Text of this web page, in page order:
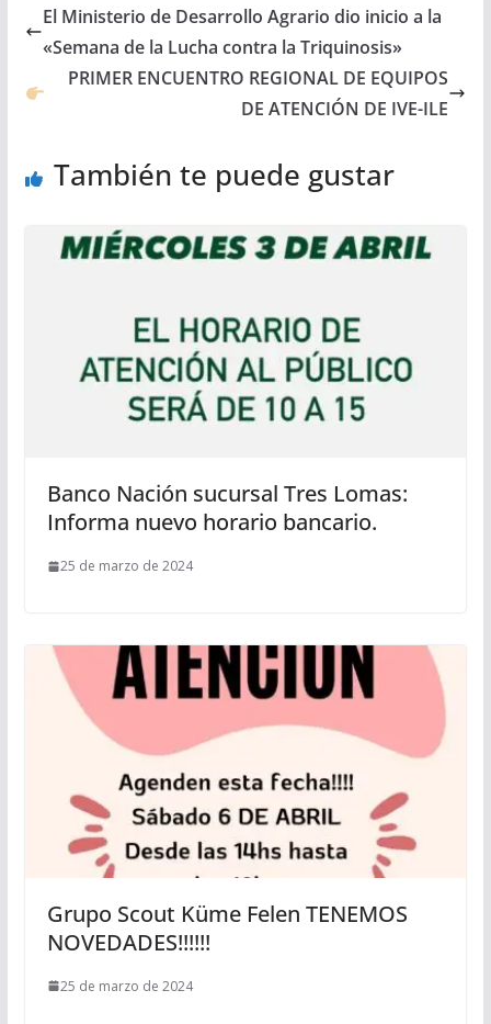
El Ministerio de Desarrollo Agrario dio inicio a la
«Semana de la Lucha contra la Triquinosis»
PRIMER ENCUENTRO REGIONAL DE EQUIPOS
DE ATENCIÓN DE IVE-ILE
También te puede gustar
Banco Nación sucursal Tres Lomas:
Informa nuevo horario bancario.
25 de marzo de 2024
Grupo Scout Küme Felen TENEMOS
NOVEDADES!!!!!!
25 de marzo de 2024